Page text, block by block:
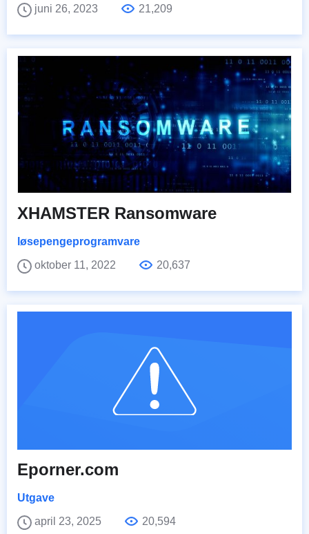
juni 26, 2023 21,209
XHAMSTER Ransomware
løsepengeprogramvare
oktober 11, 2022
20,637
Eporner.com
Utgave
april 23, 2025
20,594